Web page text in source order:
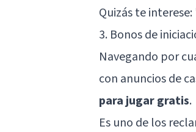
Quizás te interese:
3. Bonos de
Navegando por
con anuncios de
para jugar gratis.
Es uno de los